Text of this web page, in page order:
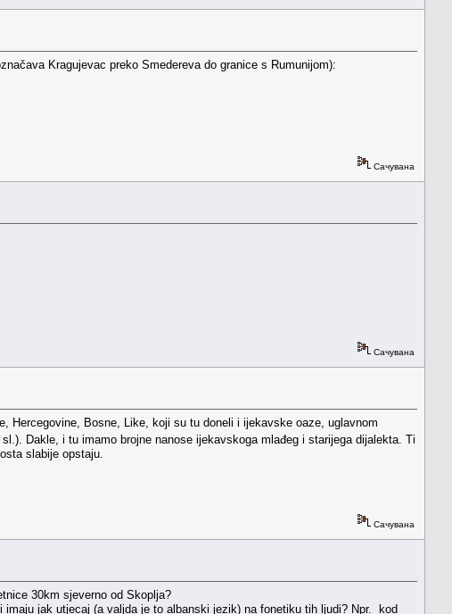
Kragujevac preko Smedereva do granice s Rumunijom):
Сачувана
Сачувана
Hercegovine, Bosne, Like, koji su tu doneli i ijekavske oaze, uglavnom
sl.). Dakle, i tu imamo brojne nanose ijekavskoga mlađeg i starijega dijalekta. Ti
slabije opstaju.
Сачувана
30km sjeverno od Skoplja?
jak utjecaj (a valjda je to albanski jezik) na fonetiku tih ljudi? Npr. kod